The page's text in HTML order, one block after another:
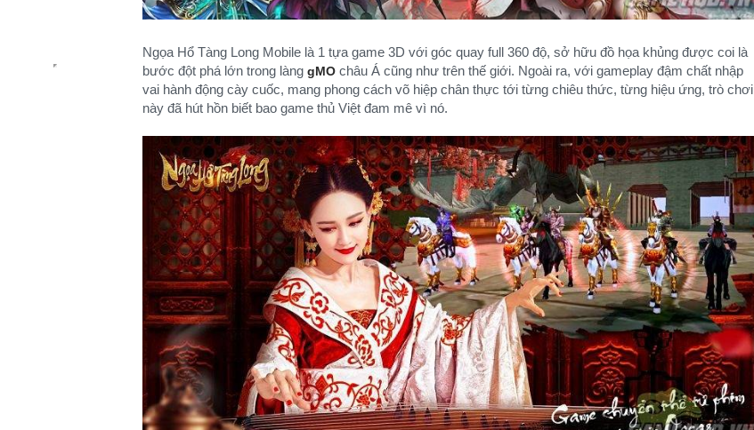
Ngọa Hổ Tàng Long Mobile là 1 tựa game 3D với góc quay full 360 độ, sở hữu đồ họa khủng được coi là
bước đột phá lớn trong làng gMO châu Á cũng như trên thế giới. Ngoài ra, với gameplay đậm chất nhập
vai hành động cày cuốc, mang phong cách võ hiệp chân thực tới từng chiêu thức, từng hiệu ứng, trò chơi
này đã hút hồn biết bao game thủ Việt đam mê vì nó.